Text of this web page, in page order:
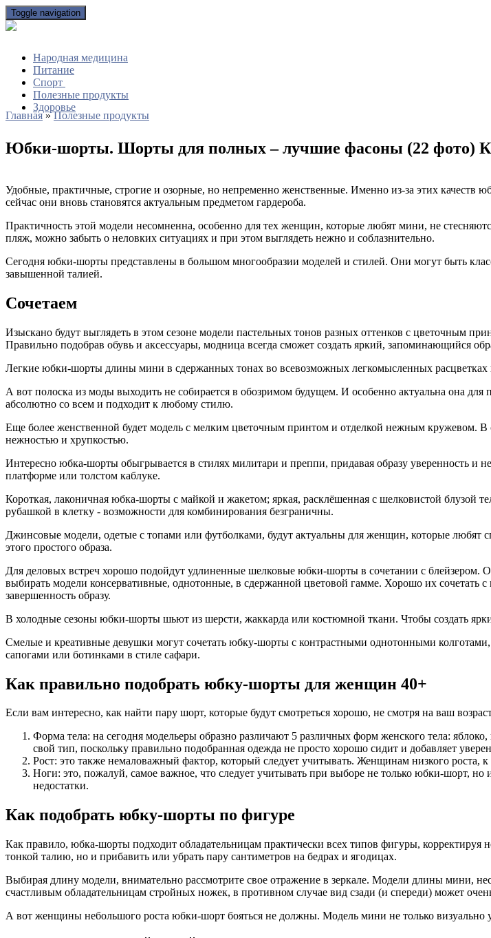
Toggle navigation
Народная медицина
Питание
Спорт
Полезные продукты
Здоровье
Главная»Полезные продукты
Юбки-шорты. Шорты для полных – лучшие фасоны (22 фото)
Удобные, практичные, строгие и озорные, но непременно женственные. Именно из-за этих
сейчас они вновь становятся актуальным предметом гардероба.
Практичность этой модели несомненна, особенно для тех женщин, которые любят мини, не
пляж, можно забыть о неловких ситуациях и при этом выглядеть нежно и соблазнительно.
Сегодня юбки-шорты представлены в большом многообразии моделей и стилей. Они могут быть
завышенной талией.
Сочетаем
Изыскано будут выглядеть в этом сезоне модели пастельных тонов разных оттенков с цветочным
Правильно подобрав обувь и аксессуары, модница всегда сможет создать яркий, запоминающийся
Легкие юбки-шорты длины мини в сдержанных тонах во всевозможных легкомысленных расцветках
А вот полоска из моды выходить не собирается в обозримом будущем. И особенно актуальна она
абсолютно со всем и подходит к любому стилю.
Еще более женственной будет модель с мелким цветочным принтом и отделкой нежным кружевом. В
нежностью и хрупкостью.
Интересно юбка-шорты обыгрывается в стилях милитари и преппи, придавая образу уверенность и
платформе или толстом каблуке.
Короткая, лаконичная юбка-шорты с майкой и жакетом; яркая, расклёшенная с шелковистой блузой
рубашкой в клетку - возможности для комбинирования безграничны.
Джинсовые модели, одетые с топами или футболками, будут актуальны для женщин, которые
этого простого образа.
Для деловых встреч хорошо подойдут удлиненные шелковые юбки-шорты в сочетании с блейзером.
выбирать модели консервативные, однотонные, в сдержанной цветовой гамме. Хорошо их сочетать
завершенность образу.
В холодные сезоны юбки-шорты шьют из шерсти, жаккарда или костюмной ткани. Чтобы создать
Смелые и креативные девушки могут сочетать юбку-шорты с контрастными однотонными
сапогами или ботинками в стиле сафари.
Как правильно подобрать юбку-шорты для женщин 40+
Если вам интересно, как найти пару шорт, которые будут смотреться хорошо, не смотря на ваш
Форма тела: на сегодня модельеры образно различают 5 различных форм женского тела:
свой тип, поскольку правильно подобранная одежда не просто хорошо сидит и добавляет
Рост: это также немаловажный фактор, который следует учитывать. Женщинам низкого роста,
Ноги: это, пожалуй, самое важное, что следует учитывать при выборе не только юбки-шорт,
недостатки.
Как подобрать юбку-шорты по фигуре
Как правило, юбка-шорты подходит обладательницам практически всех типов фигуры, корректируя
тонкой талию, но и прибавить или убрать пару сантиметров на бедрах и ягодицах.
Выбирая длину модели, внимательно рассмотрите свое отражение в зеркале. Модели длины мини,
счастливым обладательницам стройных ножек, в противном случае вид сзади (и спереди) может
А вот женщины небольшого роста юбки-шорт бояться не должны. Модель мини не только визуально